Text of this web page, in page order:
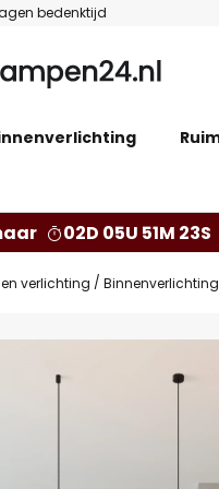
bedenktijd
02D 05U 51M 22S
verlichting Binnenverlichting